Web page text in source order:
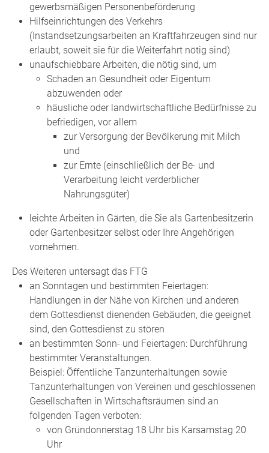
gewerbsmäßigen Personenbeförderung
Hilfseinrichtungen des Verkehrs
(Instandsetzungsarbeiten an Kraftfahrzeugen sind nur
erlaubt, soweit sie für die Weiterfahrt nötig sind)
unaufschiebbare Arbeiten, die nötig sind, um
Schaden an Gesundheit oder Eigentum
abzuwenden oder
häusliche oder landwirtschaftliche Bedürfnisse zu
befriedigen, vor allem
zur Versorgung der Bevölkerung mit Milch
und
zur Ernte (einschließlich der Be- und
Verarbeitung leicht verderblicher
Nahrungsgüter)
leichte Arbeiten in Gärten, die Sie als Gartenbesitzerin
oder Gartenbesitzer selbst oder Ihre Angehörigen
vornehmen.
Des Weiteren untersagt das FTG
an Sonntagen und bestimmten Feiertagen:
Handlungen in der Nähe von Kirchen und anderen
dem Gottesdienst dienenden Gebäuden, die geeignet
sind, den Gottesdienst zu stören
an bestimmten Sonn- und Feiertagen: Durchführung
bestimmter Veranstaltungen.
Beispiel: Öffentliche Tanzunterhaltungen sowie
Tanzunterhaltungen von Vereinen und geschlossenen
Gesellschaften in Wirtschaftsräumen sind an
folgenden Tagen verboten:
von Gründonnerstag 18 Uhr bis Karsamstag 20
Uhr